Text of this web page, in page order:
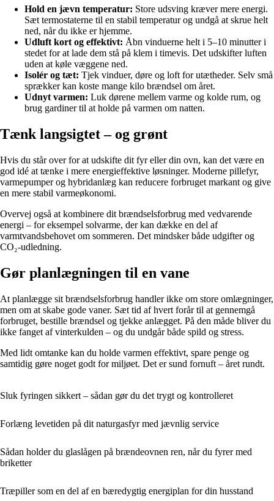
Hold en jævn temperatur: Store udsving kræver mere energi.
Sæt termostaterne til en stabil temperatur og undgå at skrue helt
ned, når du ikke er hjemme.
Udluft kort og effektivt: Åbn vinduerne helt i 5–10 minutter i
stedet for at lade dem stå på klem i timevis. Det udskifter luften
uden at køle væggene ned.
Isolér og tæt: Tjek vinduer, døre og loft for utætheder. Selv små
sprækker kan koste mange kilo brændsel om året.
Udnyt varmen: Luk dørene mellem varme og kolde rum, og
brug gardiner til at holde på varmen om natten.
Tænk langsigtet – og grønt
Hvis du står over for at udskifte dit fyr eller din ovn, kan det være en
god idé at tænke i mere energieffektive løsninger. Moderne pillefyr,
varmepumper og hybridanlæg kan reducere forbruget markant og give
en mere stabil varmeøkonomi.
Overvej også at kombinere dit brændselsforbrug med vedvarende
energi – for eksempel solvarme, der kan dække en del af
varmtvandsbehovet om sommeren. Det mindsker både udgifter og
CO₂-udledning.
Gør planlægningen til en vane
At planlægge sit brændselsforbrug handler ikke om store omlægninger,
men om at skabe gode vaner. Sæt tid af hvert forår til at gennemgå
forbruget, bestille brændsel og tjekke anlægget. På den måde bliver du
ikke fanget af vinterkulden – og du undgår både spild og stress.
Med lidt omtanke kan du holde varmen effektivt, spare penge og
samtidig gøre noget godt for miljøet. Det er sund fornuft – året rundt.
Sluk fyringen sikkert – sådan gør du det trygt og kontrolleret
Forlæng levetiden på dit naturgasfyr med jævnlig service
Sådan holder du glaslågen på brændeovnen ren, når du fyrer med
briketter
Træpiller som en del af en bæredygtig energiplan for din husstand